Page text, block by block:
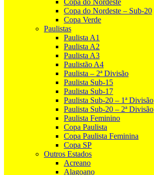
Copa do Nordeste – Sub-20
Copa Verde
Paulistas
Paulista A1
Paulista A2
Paulista A3
Paulistão A4
Paulista – 2ª Divisão
Paulista Sub-15
Paulista Sub-17
Paulista Sub-20 – 1ª Divisão
Paulista Sub-20 – 2ª Divisão
Paulista Feminino
Copa Paulista
Copa Paulista Feminina
Copa SP
Outros Estados
Acreano
Alagoano